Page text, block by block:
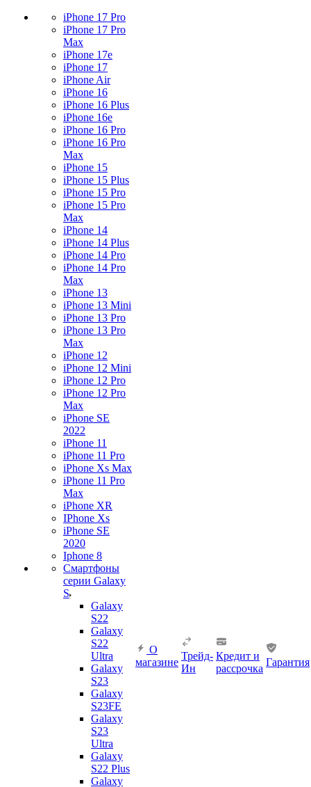
iPhone 17 Pro
iPhone 17 Pro
Max
iPhone 17e
iPhone 17
iPhone Air
iPhone 16
iPhone 16 Plus
iPhone 16e
iPhone 16 Pro
iPhone 16 Pro
Max
iPhone 15
iPhone 15 Plus
iPhone 15 Pro
iPhone 15 Pro
Max
iPhone 14
iPhone 14 Plus
iPhone 14 Pro
iPhone 14 Pro
Max
iPhone 13
iPhone 13 Mini
iPhone 13 Pro
iPhone 13 Pro
Max
iPhone 12
iPhone 12 Mini
iPhone 12 Pro
iPhone 12 Pro
Max
iPhone SE
2022
iPhone 11
iPhone 11 Pro
iPhone Xs Max
iPhone 11 Pro
Max
iPhone XR
IPhone Xs
iPhone SE
2020
Iphone 8
Смартфоны
серии Galaxy
S
Galaxy
S22
Galaxy
S22
Ultra
Galaxy
S23
Galaxy
S23FE
Galaxy
S23
Ultra
Galaxy
S22 Plus
Galaxy
О
магазине
Трейд-
Ин
Кредит и
рассрочка
Гарантия